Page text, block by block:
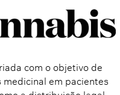
com o objetivo de
em pacientes